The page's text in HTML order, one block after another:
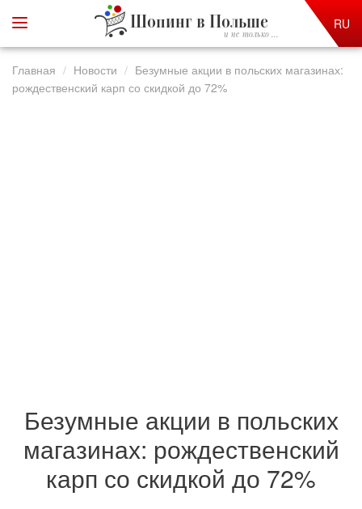
Шопинг в Польше
и не только ...
RU
Главная Новости
Безумные акции в польских магазинах:
рождественский карп со скидкой до 72%
Безумные акции в польских
магазинах: рождественский
карп со скидкой до 72%